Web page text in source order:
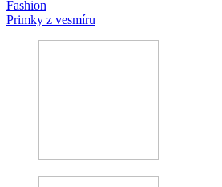
Fashion
Primky z vesmíru